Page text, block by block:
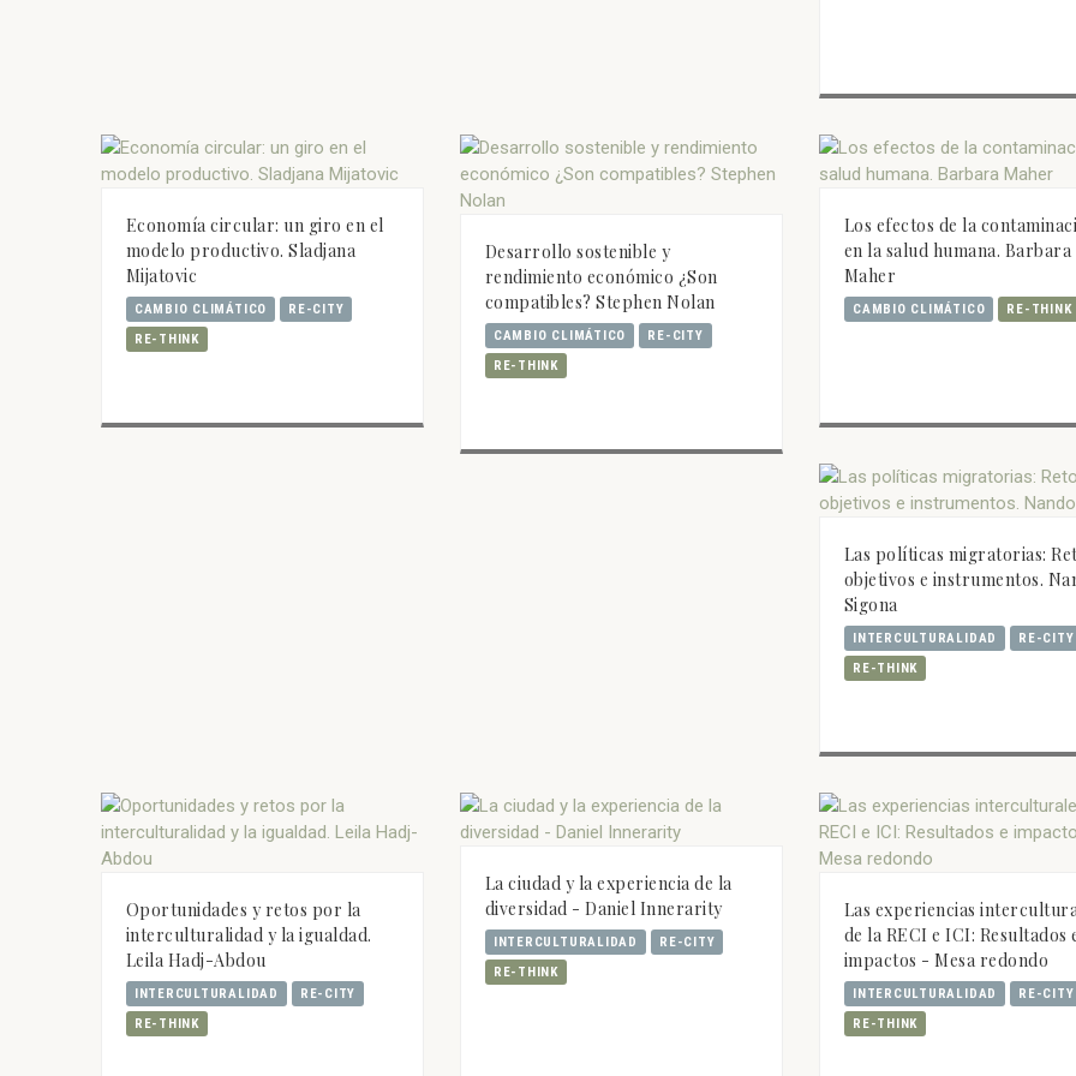
Economía circular: un giro en el
modelo productivo. Sladjana
Mijatovic
CAMBIO CLIMÁTICO
RE-CITY
RE-THINK
Desarrollo sostenible y
rendimiento económico ¿Son
compatibles? Stephen Nolan
CAMBIO CLIMÁTICO
RE-CITY
RE-THINK
Los efectos de la
en la salud humana. Barbara
Maher
CAMBIO CLIMÁTICO RE-THINK
Las políticas migratorias:
objetivos e instrumentos.
Sigona
INTERCULTURALIDAD
RE-CITY
RE-THINK
Oportunidades y retos por la
interculturalidad y la igualdad.
Leila Hadj-Abdou
INTERCULTURALIDAD
RE-CITY
RE-THINK
La ciudad y la experiencia de la
diversidad - Daniel Innerarity
INTERCULTURALIDAD
RE-CITY
RE-THINK
Las experiencias
de la RECI e ICI: Resultados
impactos - Mesa redondo
INTERCULTURALIDAD
RE-CITY
RE-THINK